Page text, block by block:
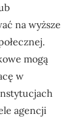
na wyższe
mogą
w
agencji